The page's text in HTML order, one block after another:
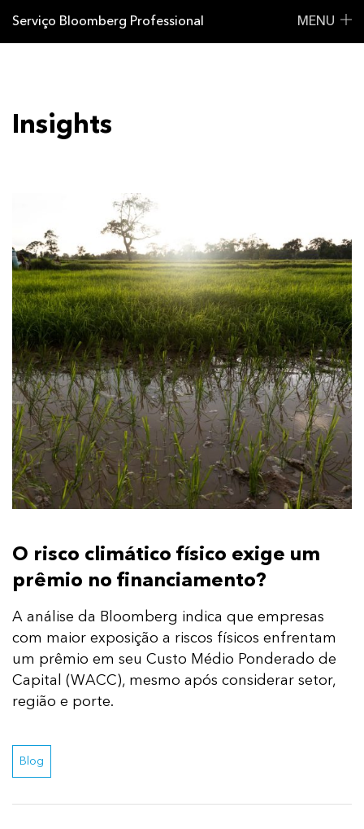
Serviço Bloomberg Professional MENU
Insights
O risco climático físico exige um
prêmio no financiamento?
A análise da Bloomberg indica que empresas
com maior exposição a riscos físicos enfrentam
um prêmio em seu Custo Médio Ponderado de
Capital (WACC), mesmo após considerar setor,
região e porte.
Blog